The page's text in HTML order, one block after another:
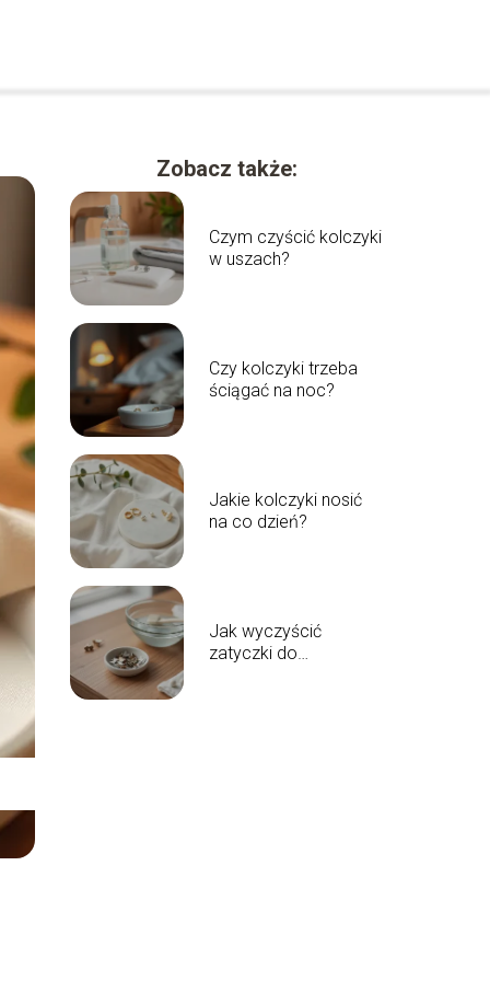
Zobacz także:
Czym czyścić kolczyki
w uszach?
Czy kolczyki trzeba
ściągać na noc?
Jakie kolczyki nosić
na co dzień?
Jak wyczyścić
zatyczki do